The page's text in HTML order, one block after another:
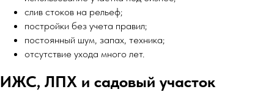
слив стоков на рельеф;
постройки без учета правил;
постоянный шум, запах, техника;
отсутствие ухода много лет.
ИЖС, ЛПХ и садовый участок